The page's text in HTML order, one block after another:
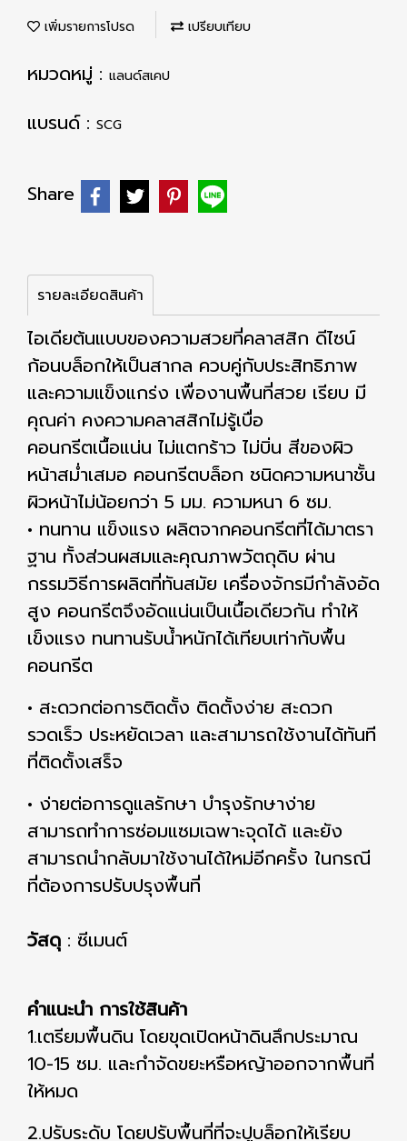
เพิ่มรายการโปรด เปรียบเทียบ
หมวดหมู่ : แลนด์สเคป
แบรนด์ : SCG
Share
รายละเอียดสินค้า
ไอเดียต้นแบบของความสวยที่คลาสสิก ดีไซน์
ก้อนบล็อกให้เป็นสากล ควบคู่กับประสิทธิภาพ
และความแข็งแกร่ง เพื่องานพื้นที่สวย เรียบ มี
คุณค่า คงความคลาสสิกไม่รู้เบื่อ
คอนกรีตเนื้อแน่น ไม่แตกร้าว ไม่บิ่น สีของผิว
หน้าสม่ำเสมอ คอนกรีตบล็อก ชนิดความหนาชั้น
ผิวหน้าไม่น้อยกว่า 5 มม. ความหนา 6 ซม.
• ทนทาน แข็งแรง ผลิตจากคอนกรีตที่ได้มาตรา
ฐาน ทั้งส่วนผสมและคุณภาพวัตถุดิบ ผ่าน
กรรมวิธีการผลิตที่ทันสมัย เครื่องจักรมีกำลังอัด
สูง คอนกรีตจึงอัดแน่นเป็นเนื้อเดียวกัน ทำให้
เข็งแรง ทนทานรับน้ำหนักได้เทียบเท่ากับพื้น
คอนกรีต
• สะดวกต่อการติดตั้ง ติดตั้งง่าย สะดวก
รวดเร็ว ประหยัดเวลา และสามารถใช้งานได้ทันที
ที่ติดตั้งเสร็จ
• ง่ายต่อการดูแลรักษา บำรุงรักษาง่าย
สามารถทำการซ่อมแซมเฉพาะจุดได้ และยัง
สามารถนำกลับมาใช้งานได้ใหม่อีกครั้ง ในกรณี
ที่ต้องการปรับปรุงพื้นที่
วัสดุ : ซีเมนต์
คำแนะนำ การใช้สินค้า
1.เตรียมพื้นดิน โดยขุดเปิดหน้าดินลึกประมาณ
10-15 ซม. และกำจัดขยะหรือหญ้าออกจากพื้นที่
ให้หมด
2.ปรับระดับ โดยปรับพื้นที่ที่จะปูบล็อกให้เรียบ